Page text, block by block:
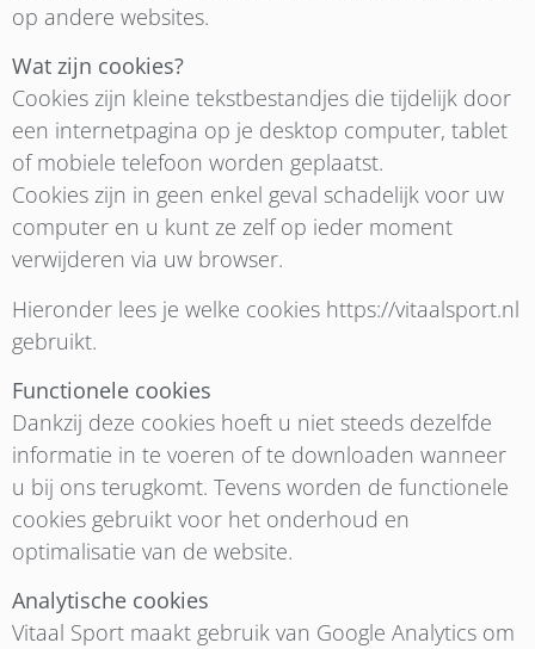
op andere websites.
Wat zijn cookies?
Cookies zijn kleine tekstbestandjes die tijdelijk door
een internetpagina op je desktop computer, tablet
of mobiele telefoon worden geplaatst.
Cookies zijn in geen enkel geval schadelijk voor uw
computer en u kunt ze zelf op ieder moment
verwijderen via uw browser.
Hieronder lees je welke cookies https://vitaalsport.nl
gebruikt.
Functionele cookies
Dankzij deze cookies hoeft u niet steeds dezelfde
informatie in te voeren of te downloaden wanneer
u bij ons terugkomt. Tevens worden de functionele
cookies gebruikt voor het onderhoud en
optimalisatie van de website.
Analytische cookies
Vitaal Sport maakt gebruik van Google Analytics om